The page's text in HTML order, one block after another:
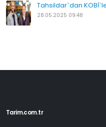
Tahsildar`dan
28.05.2025 09:48
Tarim.com.tr